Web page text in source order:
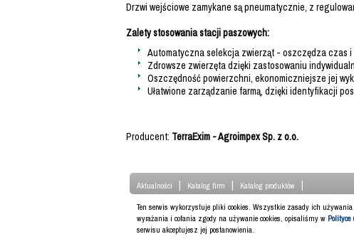
Drzwi wejściowe zamykane są pneumatycznie, z
Zalety stosowania stacji paszowych:
Automatyczna selekcja zwierząt - oszczędza czas i
Zdrowsze zwierzęta dzięki zastosowaniu
Oszczędność powierzchni, ekonomiczniejsze jej
Ułatwione zarządzanie farmą, dzięki identyfikacji
Producent: TerraExim - Agroimpex Sp. z o.o.
Aktualności | Katalog firm | Katalog produktów |
Ten serwis wykorzystuje pliki cookies. Wszystkie zasady ich
wyrażania i cofania zgody na używanie cookies, opisaliśmy w Polityce
serwisu akceptujesz jej postanowienia.